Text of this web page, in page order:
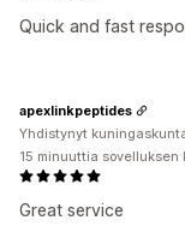
Quick and fast
Great service
apexlinkpeptides
Yhdistynyt
15 minuuttia sovelluksen